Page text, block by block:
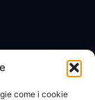
come i cookie